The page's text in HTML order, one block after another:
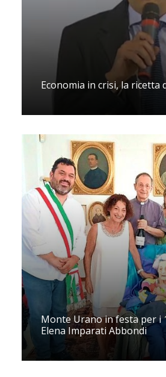
Economia in crisi, la ricetta
Monte Urano in festa per i
Elena Imparati Abbondi